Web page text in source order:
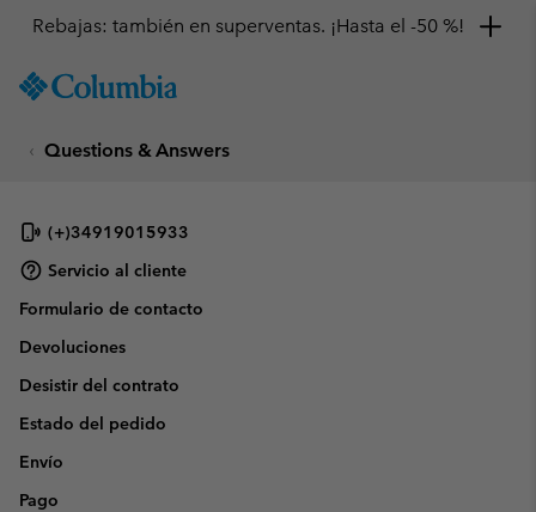
TO
SKIP
NAV
SKIP
SEARCH
Rebajas: también en superventas. ¡Hasta el -50 %!
Questions & Answers
(+)34919015933
Servicio al cliente
Formulario de contacto
Devoluciones
Desistir del contrato
Estado del pedido
Envío
Pago